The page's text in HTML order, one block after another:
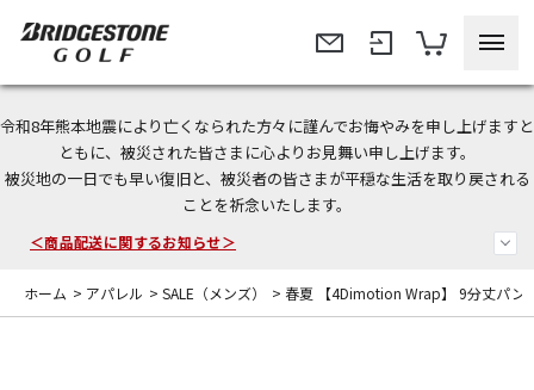
令和8年熊本地震により亡くなられた方々に謹んでお悔やみを申し上げますと
ともに、被災された皆さまに心よりお見舞い申し上げます。
被災地の一日でも早い復旧と、被災者の皆さまが平穏な生活を取り戻される
ことを祈念いたします。
今なら新規会員登録で1,000円OFFクーポンプレゼント！
＜商品配送に関するお知らせ＞
＜夏季休暇中のご注文・発送・お問い合わせ＞
ホーム > アパレル > SALE（メンズ） > 春夏 【4Dimotion Wrap】 9分丈パン